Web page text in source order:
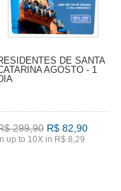
DE SANTA
AGOSTO - 1
299,90 R$ 82,90
In up to 10X in R$ 8,29